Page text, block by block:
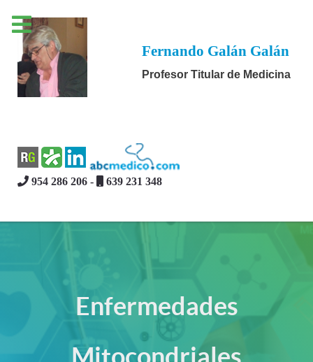
Fernando Galán Galán
Profesor Titular de Medicina
954 286 206 - 639 231 348
Enfermedades
Mitocondriales